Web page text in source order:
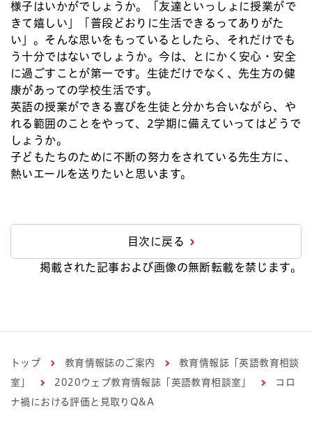
様子はいかがでしょうか。「友達といっしょに授業がで
きて嬉しい」「普段どおりに生活できるってありがた
い」。そんな思いをもっているとしたら、それだけでも
う十分ではないでしょうか。今は、とにかく安心・安全
に過ごすことが第一です。生徒だけでなく、先生方の健
康があっての学校生活です。
英語の授業ができる喜びを生徒と分かち合いながら、や
れる範囲のことをやって、2学期に備えていってはどうで
しょうか。
子どもたちのために不断の努力をされている先生方に、
熱いエールを送りたいと思います。
目次に戻る
掲載された記事および画像の無断転載を禁じます。
トップ 教育情報誌のご案内
教育情報誌「英語教育相談
室」
2020ウェブ教育情報誌「英語教育相談室」
コロ
ナ禍における評価と見取りQ&A